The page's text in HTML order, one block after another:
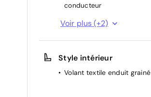
conducteur
Direction assistée
Voir plus (+2)
Style intérieur
Volant textile enduit grainé